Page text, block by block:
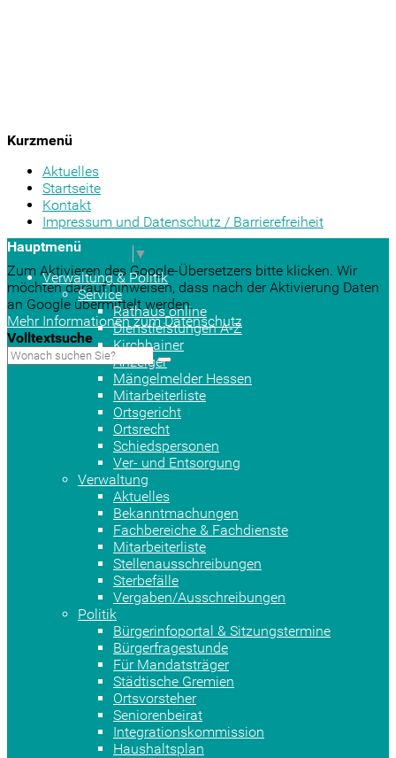
Kurzmenü
Aktuelles
Startseite
Kontakt
Impressum und Datenschutz / Barrierefreiheit
Sprache auswählen
▼
Zum Aktivieren des Google-Übersetzers bitte klicken. Wir
möchten darauf hinweisen, dass nach der Aktivierung Daten
an Google übermittelt werden.
Mehr Informationen zum Datenschutz
Volltextsuche
Hauptmenü
Verwaltung & Politik
Service
Rathaus online
Dienstleistungen A-Z
Kirchhainer
Anzeiger
Mängelmelder Hessen
Mitarbeiterliste
Ortsgericht
Ortsrecht
Schiedspersonen
Ver- und Entsorgung
Verwaltung
Aktuelles
Bekanntmachungen
Fachbereiche & Fachdienste
Mitarbeiterliste
Stellenausschreibungen
Sterbefälle
Vergaben/Ausschreibungen
Politik
Bürgerinfoportal & Sitzungstermine
Bürgerfragestunde
Für Mandatsträger
Städtische Gremien
Ortsvorsteher
Seniorenbeirat
Integrationskommission
Haushaltsplan